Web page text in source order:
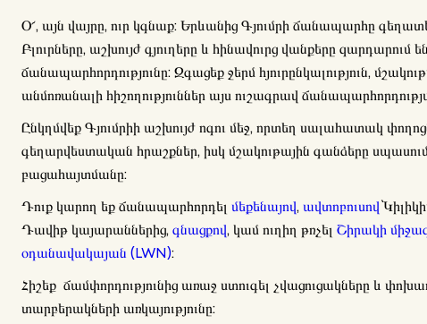
Օ՜, այն վայրը, ուր կգնաք: Երևանից Գյումրի ճանապարհը
Բլուրները, աշխույժ գյուղերը և հինավուրց վանքերը զարդարում են
ճանապարհորդությունը: Զգացեք ջերմ հյուրընկալություն,
անմոռանալի հիշողություններ այս ուշագրավ
Ընկղմվեք Գյումրիի աշխույժ ոգու մեջ, որտեղ սալահատակ
գեղարվեստական հրաշքներ, իսկ մշակութային գանձերը
բացահայտմանը:
Դուք կարող եք ճանապարհորդել մեքենայով, ավտոբուսով `
Դավիթ կայարաններից, գնացքով, կամ ուղիղ թռչել Շիրակի
օդանավակայան (LWN):
Հիշեք ճամփորդությունից առաջ ստուգել չվացուցակները և
տարբերակների առկայությունը: